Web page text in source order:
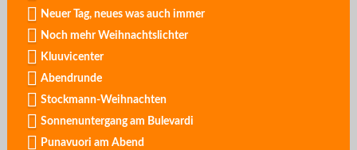
Neuer Tag, neues was auch immer
Noch mehr Weihnachtslichter
Kluuvicenter
Abendrunde
Stockmann-Weihnachten
Sonnenuntergang am Bulevardi
Punavuori am Abend